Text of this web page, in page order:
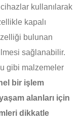
kullanılarak
kapalı
bulunan
sağlanabilir.
gibi malzemeler
bir işlem
alanları için
dikkatle